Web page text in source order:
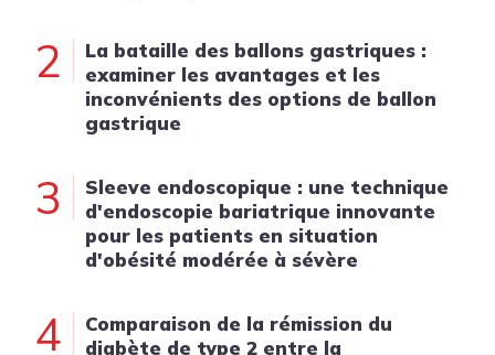
2
La bataille des ballons gastriques :
examiner les avantages et les
inconvénients des options de ballon
gastrique
3
Sleeve endoscopique : une technique
d'endoscopie bariatrique innovante
pour les patients en situation
d'obésité modérée à sévère
4
Comparaison de la rémission du
diabète de type 2 entre la